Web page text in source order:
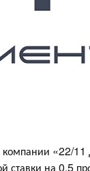
«22/11
на 0,5